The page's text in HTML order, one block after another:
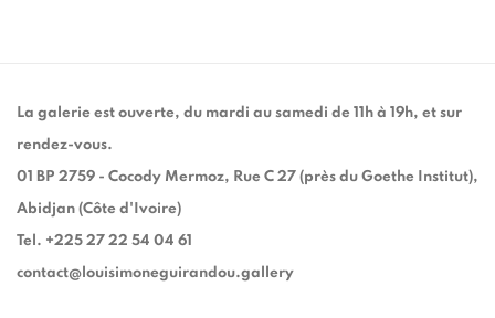
La galerie est ouverte, du mardi au samedi de 11h à 19h, et sur
rendez-vous.
01 BP 2759 - Cocody Mermoz, Rue C 27 (près du Goethe Institut),
Abidjan (Côte d'Ivoire)
Tel. +225 27 22 54 04 61
contact@louisimoneguirandou.gallery